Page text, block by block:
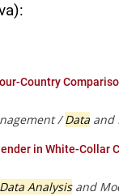
Country
/Data and
in White-Collar
Data Analysisand